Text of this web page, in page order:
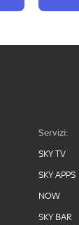
Servizi:
SKY TV
SKY APPS
NOW
SKY BAR